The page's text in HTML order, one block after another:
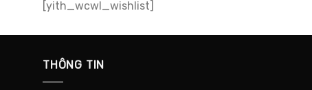
[yith_wcwl_wishlist]
THÔNG TIN